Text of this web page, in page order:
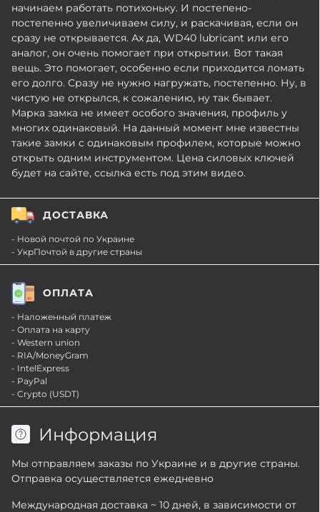
начинаем работать потихоньку. И постепено-
постепенно увеличиваем силу, и раскачивая, если он
сразу не открывается. Ах да, WD40 lubricant или его
аналог, он очень помогает при открытии. Вот такая
вещь. Это помогает, особенно если приходится ломать
его долго. Сразу не нужно нагружать, постепенно. Ну, в
чистую не открылся, к сожалению, ну так бывает.
Марка замка не имеет особого значения, профиль у
многих одинаковый. На данный момент мне известны
такие замки с одинаковым профилем, которые можно
открыть одним инструментом. Цена силовых ключей
будет на сайте, ссылка есть под этим видео.
ДОСТАВКА
- Новой почтой по Украине
- УкрПочтой в другие страны
ОПЛАТА
- Наложенный платеж
- Оплата на карту
- Western union
- RIA/MoneyGram
- IntelExpress
- PayPal
- Crypto (USDT)
Информация
Мы отправляем заказы по Украине и в другие страны.
Отправка осуществляется ежедневно
Международная доставка ~ 10 дней, в зависимости от